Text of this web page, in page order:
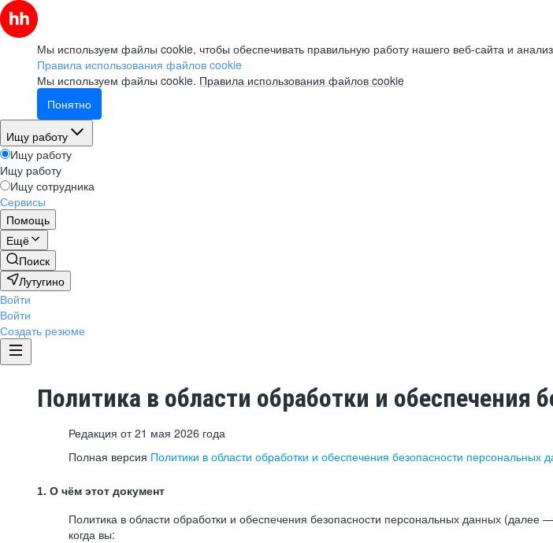
Мы используем файлы cookie, чтобы обеспечивать правильную работу нашего веб-сайта и
Правила использования файлов cookie
Мы используем файлы cookie. Правила использования файлов cookie
Понятно
Ищу работу
Ищу работу
Ищу работу
Ищу сотрудника
Сервисы
Помощь
Ещё
Поиск
Лутугино
Войти
Войти
Создать резюме
Политика в области обработки и обеспечения
Редакция от 21 мая 2026 года
Полная версия Политики в области обработки и обеспечения безопасности персональных
1. О чём этот документ
Политика в области обработки и обеспечения безопасности персональных данных
когда вы: